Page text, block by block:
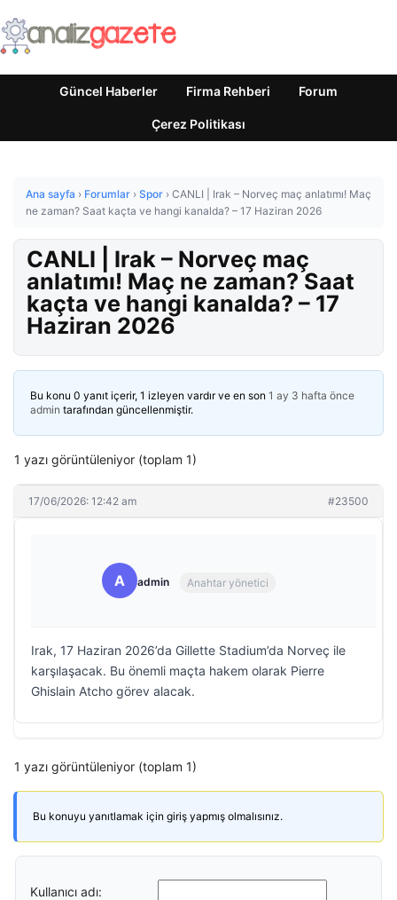
Güncel Haberler Firma Rehberi Forum
Çerez Politikası
Ana sayfa › Forumlar › Spor › CANLI | Irak – Norveç maç anlatımı! Maç
ne zaman? Saat kaçta ve hangi kanalda? – 17 Haziran 2026
CANLI | Irak – Norveç maç
anlatımı! Maç ne zaman? Saat
kaçta ve hangi kanalda? – 17
Haziran 2026
Bu konu 0 yanıt içerir, 1 izleyen vardır ve en son 1 ay 3 hafta önce
admin tarafından güncellenmiştir.
1 yazı görüntüleniyor (toplam 1)
17/06/2026: 12:42 am #23500
A admin Anahtar yönetici
Irak, 17 Haziran 2026’da Gillette Stadium’da Norveç ile
karşılaşacak. Bu önemli maçta hakem olarak Pierre
Ghislain Atcho görev alacak.
1 yazı görüntüleniyor (toplam 1)
Bu konuyu yanıtlamak için giriş yapmış olmalısınız.
Kullanıcı adı: